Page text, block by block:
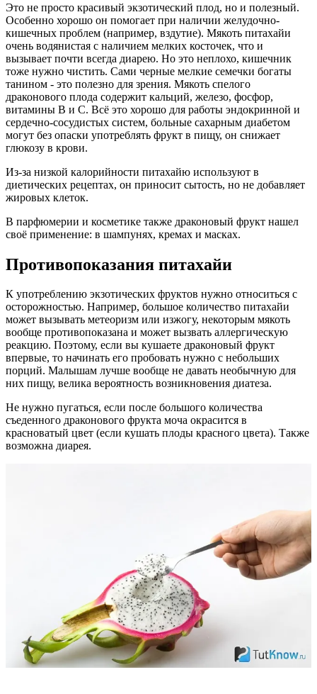
Это не просто красивый экзотический плод, но и полезный.
Особенно хорошо он помогает при наличии желудочно-
кишечных проблем (например, вздутие). Мякоть питахайи
очень водянистая с наличием мелких косточек, что и
вызывает почти всегда диарею. Но это неплохо, кишечник
тоже нужно чистить. Сами черные мелкие семечки богаты
танином - это полезно для зрения. Мякоть спелого
драконового плода содержит кальций, железо, фосфор,
витамины В и С. Всё это хорошо для работы эндокринной и
сердечно-сосудистых систем, больные сахарным диабетом
могут без опаски употреблять фрукт в пищу, он снижает
глюкозу в крови.
Из-за низкой калорийности питахайю используют в
диетических рецептах, он приносит сытость, но не добавляет
жировых клеток.
В парфюмерии и косметике также драконовый фрукт нашел
своё применение: в шампунях, кремах и масках.
Противопоказания питахайи
К употреблению экзотических фруктов нужно относиться с
осторожностью. Например, большое количество питахайи
может вызывать метеоризм или изжогу, некоторым мякоть
вообще противопоказана и может вызвать аллергическую
реакцию. Поэтому, если вы кушаете драконовый фрукт
впервые, то начинать его пробовать нужно с небольших
порций. Малышам лучше вообще не давать необычную для
них пищу, велика вероятность возникновения диатеза.
Не нужно пугаться, если после большого количества
съеденного драконового фрукта моча окрасится в
красноватый цвет (если кушать плоды красного цвета). Также
возможна диарея.